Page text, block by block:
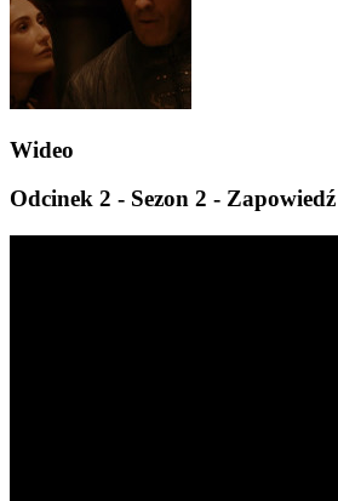
Wideo
Odcinek 2 - Sezon 2 - Zapowiedź